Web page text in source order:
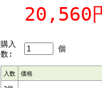
20,560
購入
数:
個
入数 価格